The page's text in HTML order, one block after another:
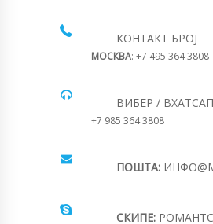
КОНТАКТ БРОЈ
МОСКВА: +7 495 364 3808
ВИБЕР /
+7 985 364 3808
ПОШТА:
СКИПЕ: